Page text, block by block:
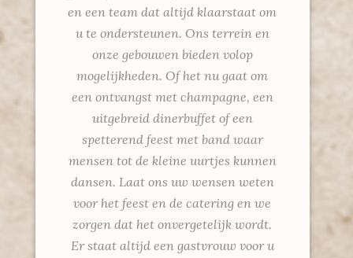
en een team dat altijd klaarstaat om
u te ondersteunen. Ons terrein en
onze gebouwen bieden volop
mogelijkheden. Of het nu gaat om
een ontvangst met champagne, een
uitgebreid dinerbuffet of een
spetterend feest met band waar
mensen tot de kleine uurtjes kunnen
dansen. Laat ons uw wensen weten
voor het feest en de catering en we
zorgen dat het onvergetelijk wordt.
Er staat altijd een gastvrouw voor u